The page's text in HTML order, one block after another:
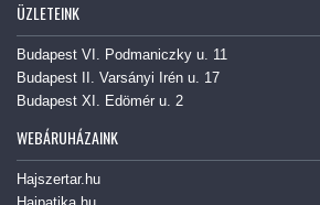
ÜZLETEINK
Budapest VI. Podmaniczky u. 11
Budapest II. Varsányi Irén u. 17
Budapest XI. Edömér u. 2
WEBÁRUHÁZAINK
Hajszertar.hu